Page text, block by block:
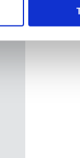
kişilere ait
bilgi toplumu
dahilinde
Çerezlere